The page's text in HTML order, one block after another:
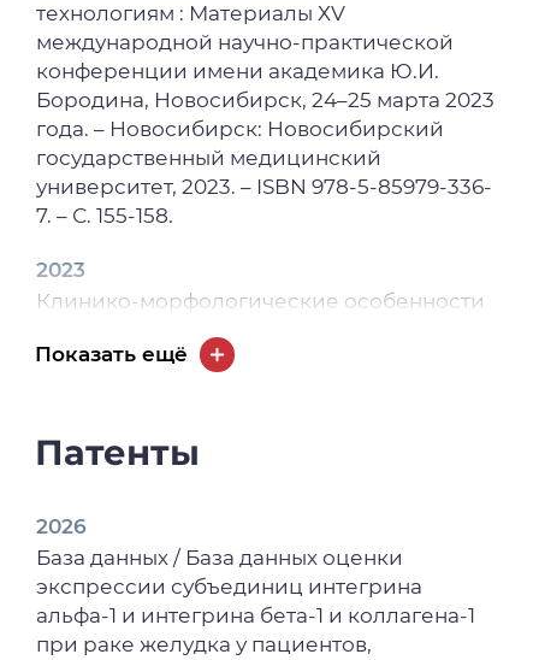
технологиям : Материалы ХV
международной научно-практической
конференции имени академика Ю.И.
Бородина, Новосибирск, 24–25 марта 2023
года. – Новосибирск: Новосибирский
государственный медицинский
университет, 2023. – ISBN 978-5-85979-336-
7. – С. 155-158.
2023
Клинико-морфологические особенности
перенесших новую коронавирусную
Кардиология. – 2023. – Т. 63, № 8. – С. 19-25.
Особенности метастазирования карцином
у больных, перенесших новую
коронавирусную инфекцию COVID-19 / А.
В. Завьялов, А. А. Неклюдов, Е. С.
Андрюхова [и др.] // Морфологические
Показать ещё
Патенты
2026
База данных / База данных оценки
экспрессии субъединиц интегрина
альфа-1 и интегрина бета-1 и коллагена-1
при раке желудка у пациентов,